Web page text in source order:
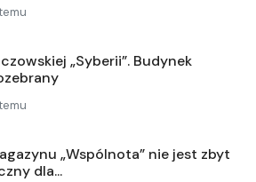
„Syberii”. Budynek
„Wspólnota” nie jest zbyt
dla...